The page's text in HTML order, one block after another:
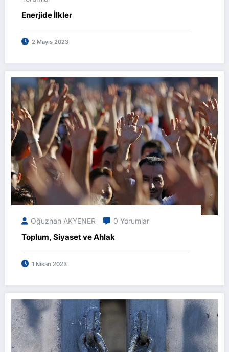
Enerjide İlkler
2 Mayıs 2023
Oğuzhan AKYENER 0 Yorumlar
Toplum, Siyaset ve Ahlak
1 Nisan 2023